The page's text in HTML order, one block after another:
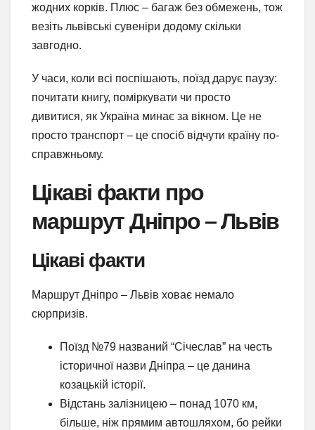
жодних корків. Плюс – багаж без обмежень, тож
везіть львівські сувеніри додому скільки
завгодно.
У часи, коли всі поспішають, поїзд дарує паузу:
почитати книгу, поміркувати чи просто
дивитися, як Україна минає за вікном. Це не
просто транспорт – це спосіб відчути країну по-
справжньому.
Цікаві факти про
маршрут Дніпро – Львів
Цікаві факти
Маршрут Дніпро – Львів ховає немало
сюрпризів.
Поїзд №79 названий “Січеслав” на честь
історичної назви Дніпра – це данина
козацькій історії.
Відстань залізницею – понад 1070 км,
більше, ніж прямим автошляхом, бо рейки